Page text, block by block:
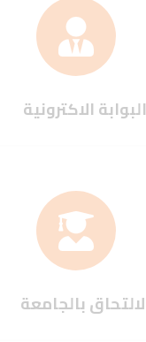
البوابة الاكترونية
بالجامعة